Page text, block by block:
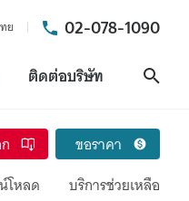
ย 02-078-1090
ติดต่อบริษัท
ขอราคา
โหลด บริการช่วยเหลือ